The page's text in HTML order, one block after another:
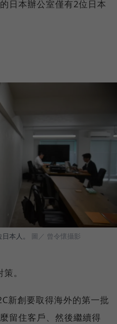
日本辦公室僅有2位日本
本人。 圖／ 曾令懷攝影
。
新創要取得海外的第一批
留住客戶、然後繼續得